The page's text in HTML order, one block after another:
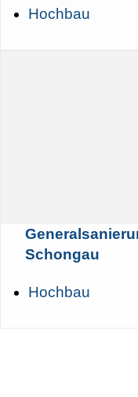
Hochbau
Schongau
Hochbau